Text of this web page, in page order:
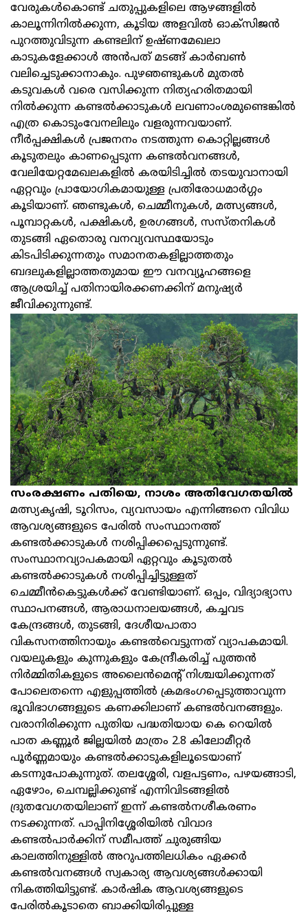
വേരുകൾകൊണ്ട് ചതുപ്പുകളിലെ ആഴങ്ങളിൽ
കാലൂന്നിനിൽക്കുന്ന, കൂടിയ അളവിൽ ഓക്സിജൻ
പുറത്തുവിടുന്ന കണ്ടലിന് ഉഷ്ണമേഖലാ
കാടുകളേക്കാൾ അൻപത് മടങ്ങ് കാർബൺ
വലിച്ചെടുക്കാനാകും. പുഴഞണ്ടുകൾ മുതൽ
കടുവകൾ വരെ വസിക്കുന്ന നിത്യഹരിതമായി
നിൽക്കുന്ന കണ്ടൽക്കാടുകൾ ലവണാംശമുണ്ടെങ്കിൽ
എത്ര കൊടുംവേനലിലും വളരുന്നവയാണ്.
നീര്‍പ്പക്ഷികള്‍ പ്രജനനം നടത്തുന്ന കൊറ്റില്ലങ്ങള്‍
കൂടുതലും കാണപ്പെടുന്ന കണ്ടല്‍വനങ്ങള്‍,
വേലിയേറ്റമേഖലകളില്‍ കരയിടിച്ചില്‍ തടയുവാനായി
ഏറ്റവും പ്രായോഗികമായുള്ള പ്രതിരോധമാര്‍ഗ്ഗം
കൂടിയാണ്. ഞണ്ടുകള്‍, ചെമ്മീനുകള്‍, മത്സ്യങ്ങള്‍,
പൂമ്പാറ്റകള്‍, പക്ഷികള്‍, ഉരഗങ്ങള്‍, സസ്തനികള്‍
തുടങ്ങി ഏതൊരു വനവ്യവസ്ഥയോടും
കിടപിടിക്കുന്നതും സമാനതകളില്ലാത്തതും
ബദലുകളില്ലാത്തതുമായ ഈ വനവ്യൂഹങ്ങളെ
ആശ്രയിച്ച് പതിനായിരക്കണക്കിന് മനുഷ്യര്‍
ജീവിക്കുന്നുണ്ട്.
സംരക്ഷണം പതിയെ, നാശം അതിവേഗതയില്‍
മത്സ്യകൃഷി, ടൂറിസം, വ്യവസായം എന്നിങ്ങനെ വിവിധ
ആവശ്യങ്ങളുടെ പേരില്‍ സംസ്ഥാനത്ത്
കണ്ടല്‍ക്കാടുകള്‍ നശിപ്പിക്കപ്പെടുന്നുണ്ട്.
സംസ്ഥാനവ്യാപകമായി ഏറ്റവും കൂടുതല്‍
കണ്ടല്‍ക്കാടുകള്‍ നശിപ്പിച്ചിട്ടുള്ളത്
ചെമ്മീന്‍കെട്ടുകള്‍ക്ക് വേണ്ടിയാണ്. ഒപ്പം, വിദ്യാഭ്യാസ
സ്ഥാപനങ്ങള്‍, ആരാധനാലയങ്ങള്‍, കച്ചവട
കേന്ദ്രങ്ങള്‍, തുടങ്ങി, ദേശീയപാതാ
വികസനത്തിനായും കണ്ടല്‍വെട്ടുന്നത് വ്യാപകമായി.
വയലുകളും കുന്നുകളും കേന്ദ്രീകരിച്ച് പുത്തന്‍
നിര്‍മ്മിതികളുടെ അലൈന്‍മെന്റ് നിശ്ചയിക്കുന്നത്
പോലെതന്നെ എളുപ്പത്തില്‍ ക്രമഭംഗപ്പെടുത്താവുന്ന
ഭൂവിഭാഗങ്ങളുടെ കണക്കിലാണ് കണ്ടല്‍വനങ്ങളും.
വരാനിരിക്കുന്ന പുതിയ പദ്ധതിയായ കെ റെയില്‍
പാത കണ്ണൂര്‍ ജില്ലയില്‍ മാത്രം 2.8 കിലോമീറ്റര്‍
പൂര്‍ണ്ണമായും കണ്ടല്‍ക്കാടുകളിലൂടെയാണ്
കടന്നുപോകുന്നുത്. തലശ്ശേരി, വളപട്ടണം, പഴയങ്ങാടി,
ഏഴോം, ചെമ്പല്ലിക്കുണ്ട് എന്നിവിടങ്ങളില്‍
ദ്രുതവേഗതയിലാണ് ഇന്ന് കണ്ടല്‍നശീകരണം
നടക്കുന്നത്. പാപ്പിനിശ്ശേരിയില്‍ വിവാദ
കണ്ടല്‍പാര്‍ക്കിന് സമീപത്ത് ചുരുങ്ങിയ
കാലത്തിനുള്ളില്‍ അറുപത്തിലധികം ഏക്കര്‍
കണ്ടല്‍വനങ്ങള്‍ സ്വകാര്യ ആവശ്യങ്ങള്‍ക്കായി
നികത്തിയിട്ടുണ്ട്. കാര്‍ഷിക ആവശ്യങ്ങളുടെ
പേരില്‍കൂടാതെ ബാക്കിയിരിപ്പുള്ള